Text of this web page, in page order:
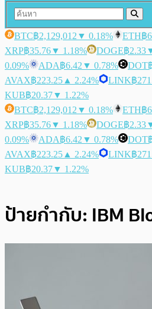
BTC฿2,129,012 ▼ 0.18% ETH฿
XRP฿35.76▼ 1.18% DOGE฿2.33
0.09%
ADA฿6.42 ▼ 0.78% DOT
AVAX฿223.25 ▲ 2.24% LINK฿
KUB฿20.37▼ 1.22%
BTC฿2,129,012 ▼ 0.18% ETH฿
XRP฿35.76▼ 1.18% DOGE฿2.33
0.09%
ADA฿6.42 ▼ 0.78% DOT
AVAX฿223.25 ▲ 2.24% LINK฿
KUB฿20.37▼ 1.22%
ป้ายกำกับ: IBM